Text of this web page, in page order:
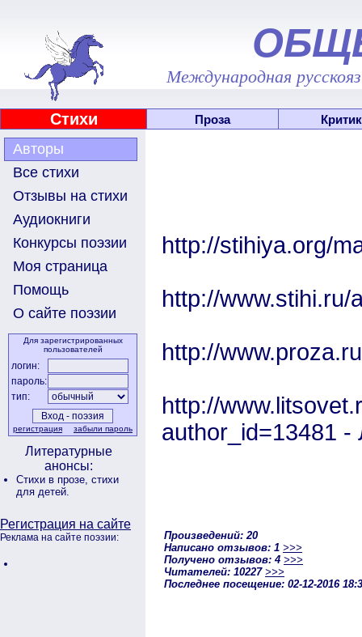
Международная
Стихи Проза
Авторы
Все стихи
Отзывы на стихи
Аудиокниги
Конкурсы поэзии
Моя страница
Помощь
О сайте поэзии
Для зарегистрированных
пользователей
логин:
пароль:
тип:
регистрация забыли пароль
Литературные
анонсы:
Стихи в прозе, стихи
для детей.
Регистрация на сайте
Реклама на сайте поэзии:
http://stihiya.org/
http://
http://
http://
author_id=13481 -
Произведений: 20
Написано отзывов: 1 >>>
Получено отзывов: 4 >>>
Читателей: 10227 >>>
Последнее посещение: 02-12-2016